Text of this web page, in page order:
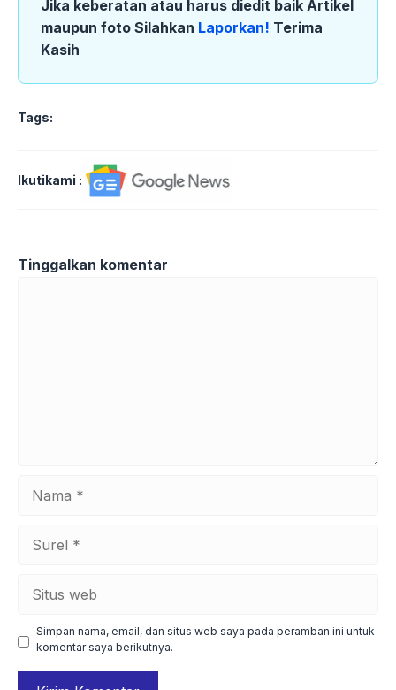
Jika keberatan atau harus diedit baik Artikel
maupun foto Silahkan Laporkan! Terima
Kasih
Tags:
Ikutikami :
Tinggalkan komentar
web
Simpan nama, email, dan situs web saya pada peramban ini untuk
komentar saya berikutnya.